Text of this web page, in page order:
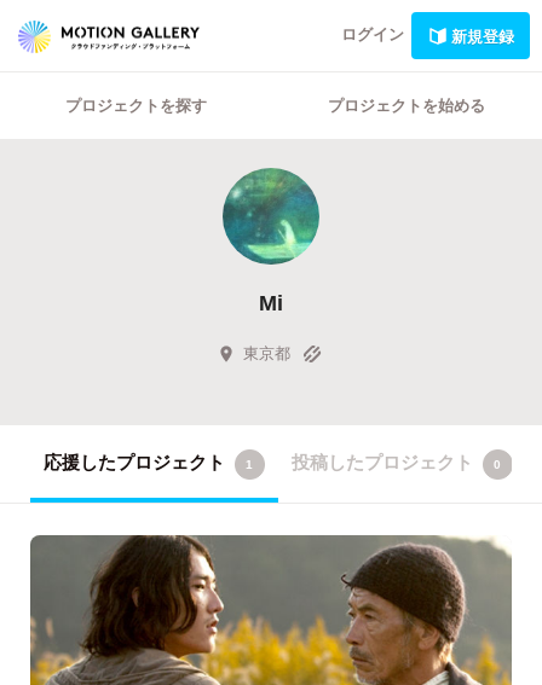
ログイン 新規登録
プロジェクトを探す プロジェクトを始める
Mi
東京都
応援したプロジェクト 1 投稿したプロジェクト 0